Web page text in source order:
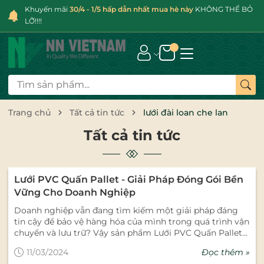
Khuyến mãi 30/4 - 1/5 hấp dẫn nhất mua hè này KHÔNG THỂ BỎ
LỠ!!!!
Trang chủ Tất cả tin tức lưới đài loan che lan
Tất cả tin tức
Lưới PVC Quấn Pallet - Giải Pháp Đóng Gói Bền
Vững Cho Doanh Nghiệp
Doanh nghiệp vẫn đang tìm kiếm một giải pháp đáng
tin cậy để bảo vệ hàng hóa của mình trong quá trình vận
chuyển và lưu trữ? Vậy sản phẩm Lưới PVC Quấn Pallet
của doanh nghiệp một cách hiệu quả. Tại sao nên lựa
11/03/2024 Đọc thêm »